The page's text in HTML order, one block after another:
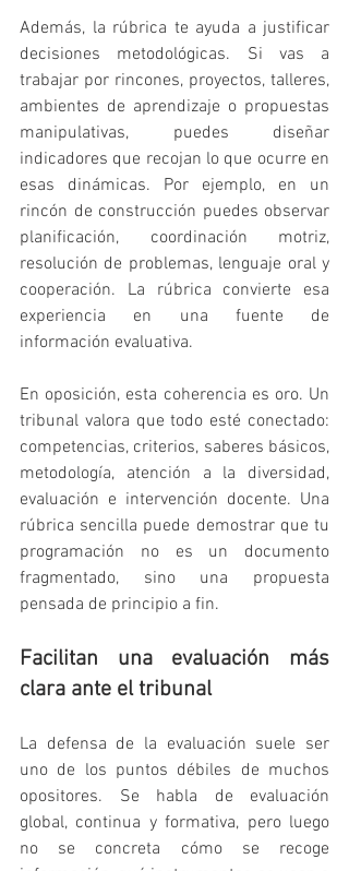
Además, la rúbrica te ayuda a justificar
decisiones metodológicas. Si vas a
trabajar por rincones, proyectos, talleres,
ambientes de aprendizaje o propuestas
manipulativas, puedes diseñar
indicadores que recojan lo que ocurre en
esas dinámicas. Por ejemplo, en un
rincón de construcción puedes observar
planificación, coordinación motriz,
resolución de problemas, lenguaje oral y
cooperación. La rúbrica convierte esa
experiencia en una fuente de
información evaluativa.
En oposición, esta coherencia es oro. Un
tribunal valora que todo esté conectado:
competencias, criterios, saberes básicos,
metodología, atención a la diversidad,
evaluación e intervención docente. Una
rúbrica sencilla puede demostrar que tu
programación no es un documento
fragmentado, sino una propuesta
pensada de principio a fin.
Facilitan una evaluación más
clara ante el tribunal
La defensa de la evaluación suele ser
uno de los puntos débiles de muchos
opositores. Se habla de evaluación
global, continua y formativa, pero luego
no se concreta cómo se recoge